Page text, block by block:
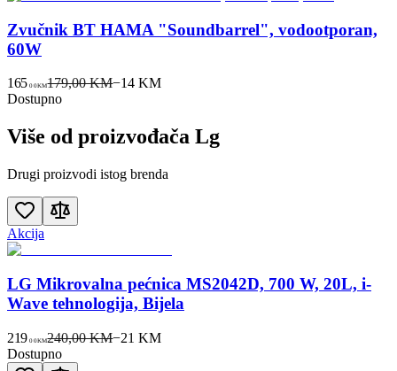
Zvučnik BT HAMA "Soundbarrel", vodootporan,
60W
165 00KM179,00 KM−14 KM
Dostupno
Više od proizvođača Lg
Drugi proizvodi istog brenda
Akcija
LG Mikrovalna pećnica MS2042D, 700 W, 20L, i-
Wave tehnologija, Bijela
219 00KM240,00 KM−21 KM
Dostupno